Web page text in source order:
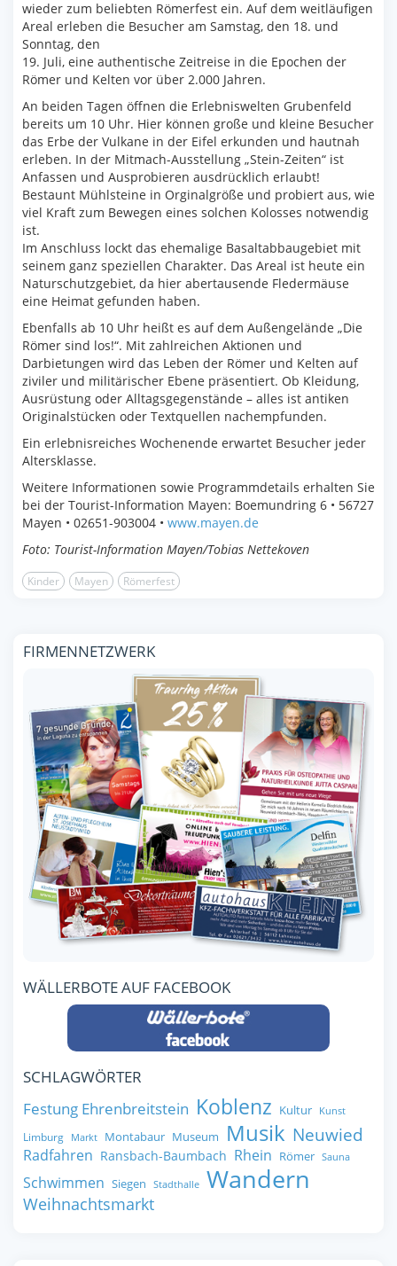
wieder zum beliebten Römerfest ein. Auf dem weitläufigen
Areal erleben die Besucher am Samstag, den 18. und
Sonntag, den
19. Juli, eine authentische Zeitreise in die Epochen der
Römer und Kelten vor über 2.000 Jahren.
An beiden Tagen öffnen die Erlebniswelten Grubenfeld
bereits um 10 Uhr. Hier können große und kleine Besucher
das Erbe der Vulkane in der Eifel erkunden und hautnah
erleben. In der Mitmach-Ausstellung „Stein-Zeiten“ ist
Anfassen und Ausprobieren ausdrücklich erlaubt!
Bestaunt Mühlsteine in Orginalgröße und probiert aus, wie
viel Kraft zum Bewegen eines solchen Kolosses notwendig
ist.
Im Anschluss lockt das ehemalige Basaltabbaugebiet mit
seinem ganz speziellen Charakter. Das Areal ist heute ein
Naturschutzgebiet, da hier abertausende Fledermäuse
eine Heimat gefunden haben.
Ebenfalls ab 10 Uhr heißt es auf dem Außengelände „Die
Römer sind los!“. Mit zahlreichen Aktionen und
Darbietungen wird das Leben der Römer und Kelten auf
ziviler und militärischer Ebene präsentiert. Ob Kleidung,
Ausrüstung oder Alltagsgegenstände – alles ist antiken
Originalstücken oder Textquellen nachempfunden.
Ein erlebnisreiches Wochenende erwartet Besucher jeder
Altersklasse.
Weitere Informationen sowie Programmdetails erhalten Sie
bei der Tourist-Information Mayen: Boemundring 6 • 56727
Mayen • 02651-903004 • www.mayen.de
Foto: Tourist-Information Mayen/Tobias Nettekoven
Kinder Mayen Römerfest
FIRMENNETZWERK
WÄLLERBOTE AUF FACEBOOK
SCHLAGWÖRTER
Festung Ehrenbreitstein Koblenz Kultur Kunst
Limburg Markt Montabaur Museum Musik Neuwied
Radfahren Ransbach-Baumbach Rhein Römer Sauna
Schwimmen Siegen Stadthalle Wandern
Weihnachtsmarkt